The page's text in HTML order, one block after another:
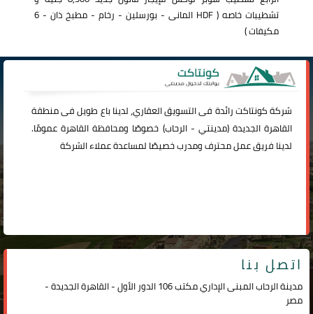
تشطيبات خاصه ( HDF المانى - بورسلين - رخام - مطبخ ذان - 6
مكيفات )
شركةكونتاكترائدة فى التسويق العقاري، لدينا باع طويل فى منطقة
القاهرة الجديدة (مدينتي -الرحاب) خصوصًا ومحافظة القاهرة عمومًا.
لدينا فريق عمل محترف ومدرب خصيصًا لمساعدة عملاء الشركة
اتصل بنا
مدينة الرحاب المبنى الإداري مكتب 106 الدور الأول - القاهرة الجديدة -
مصر